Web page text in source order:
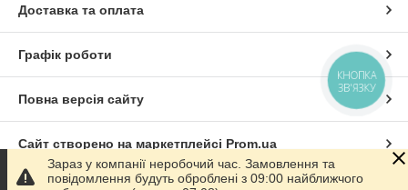
Доставка та оплата
Графік роботи
Повна версія сайту
Сайт створено на маркетплейсі Prom.ua
Зараз у компанії неробочий час. Замовлення та
повідомлення будуть оброблені з 09:00 найближчого
КНОПКА
ЗВ'ЯЗКУ